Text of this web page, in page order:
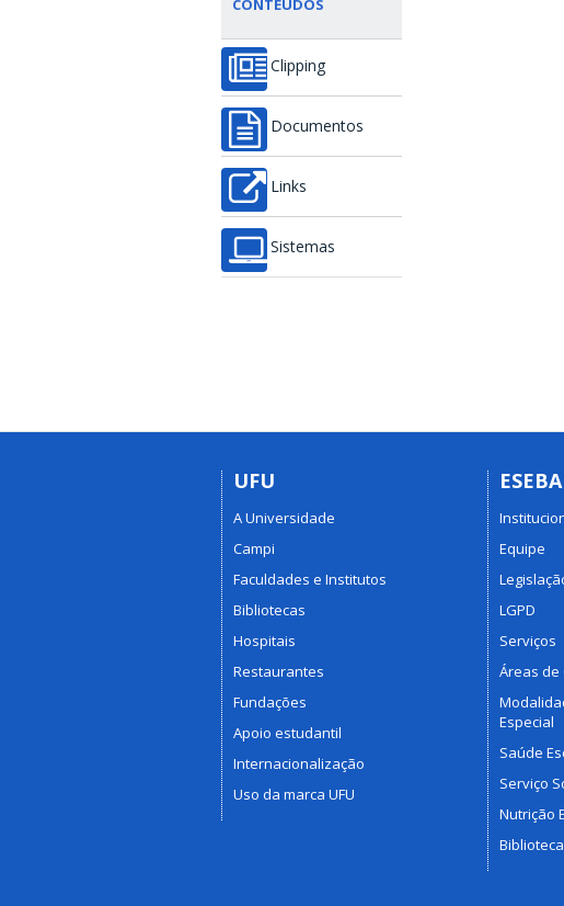
CONTEÚDOS
Clipping
Documentos
Links
Sistemas
UFU
A Universidade
Campi
Faculdades e Institutos
Bibliotecas
Hospitais
Restaurantes
Fundações
Apoio estudantil
Internacionalização
Uso da marca UFU
ESEBA
Equipe
LGPD
Serviços
Áreas de
Especial
Saúde
Serviço
Nutrição
Biblioteca